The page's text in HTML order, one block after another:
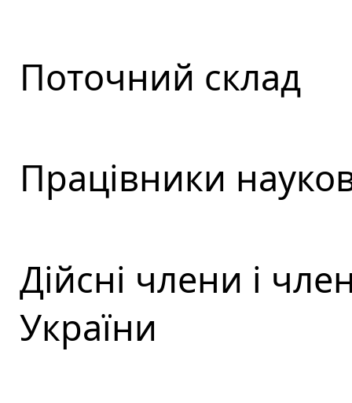
Поточний склад
Працівники
Дійсні члени і
України